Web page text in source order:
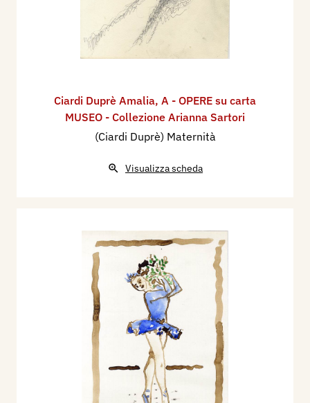
Ciardi Duprè Amalia, A - OPERE su carta
MUSEO - Collezione Arianna Sartori
(Ciardi Duprè) Maternità
Visualizza scheda